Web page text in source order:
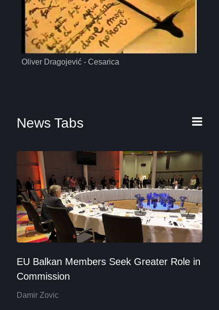
Oliver Dragojević - Cesarica
News Tabs
EU Balkan Members Seek Greater Role in
Commission
Damir Zovic